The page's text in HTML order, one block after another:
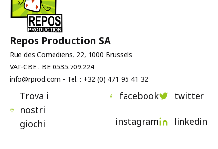
Repos Production SA
Rue des Comédiens, 22, 1000 Brussels
VAT-CBE : BE 0535.709.224
info@rprod.com - Tel. : +32 (0) 471 95 41 32
Trova i
nostri
giochi
facebook twitter
instagram linkedin